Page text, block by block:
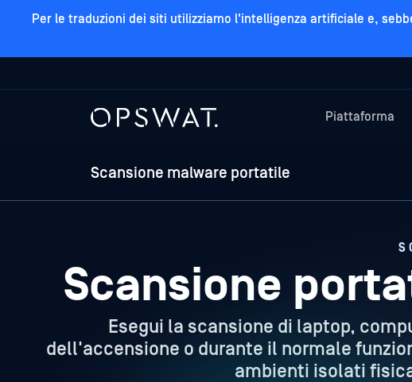
Per le traduzioni dei siti utilizziamo l'intelligenza artificiale e,
Piattaforma
Scansione malware portatile
Scansione
Esegui la scansione di laptop,
dell'accensione o durante il normale
ambienti isolati